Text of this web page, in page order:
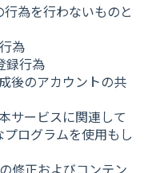
為を行わないものと
為
録行為
後のアカウントの共
サービスに関連して
ログラムを使用もし
修正およびコンテン